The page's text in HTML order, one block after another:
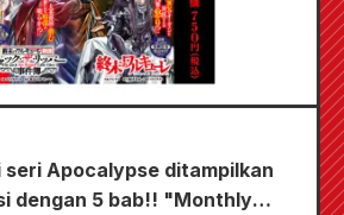
Apocalypse ditampilkan
dengan 5 bab!! "Monthly